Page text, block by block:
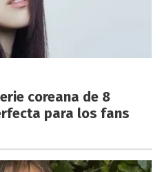
coreana de 8
para los fans